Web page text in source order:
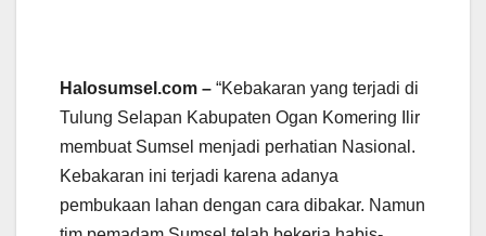
Halosumsel.com – “Kebakaran yang terjadi di
Tulung Selapan Kabupaten Ogan Komering Ilir
membuat Sumsel menjadi perhatian Nasional.
Kebakaran ini terjadi karena adanya
pembukaan lahan dengan cara dibakar. Namun